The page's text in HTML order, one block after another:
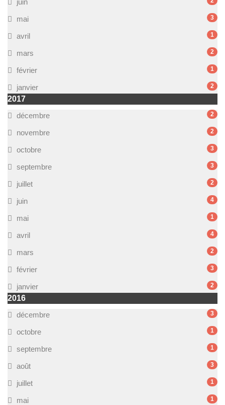
juin
mai 3
avril 1
mars 2
février 1
janvier 2
2017
décembre
2
novembre 2
octobre 3
septembre 3
juillet 2
juin 4
mai 1
avril 4
mars 2
février 3
janvier 2
2016
décembre
3
octobre 1
septembre 1
août 3
juillet 1
mai 1